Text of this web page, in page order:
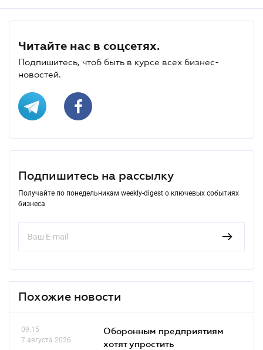
Читайте нас в соцсетях.
Подпишитесь, чтоб быть в курсе всех бизнес-
новостей.
Подпишитесь на рассылку
Получайте по понедельникам weekly-digest о ключевых событиях
бизнеса
Похожие новости
09.15
7 августа 2026
Оборонным предприятиям
хотят упростить